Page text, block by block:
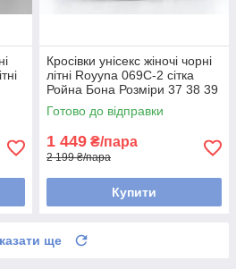
Кросівки унісекс жіночі чорні
літні Royyna 069C-2 сітка
Ройна Бона Розміри 37 38 39
40 41
Готово до відправки
1 449 ₴/пара
2 199 ₴/пара
Купити
ще